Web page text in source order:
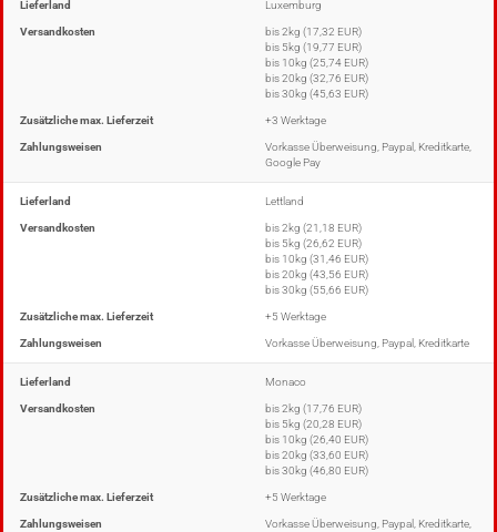
Lieferland Luxemburg
Versandkosten
bis 2kg (17,32 EUR)
bis 5kg (19,77 EUR)
bis 10kg (25,74 EUR)
bis 20kg (32,76 EUR)
bis 30kg (45,63 EUR)
Zusätzliche max. Lieferzeit +3 Werktage
Zahlungsweisen
Vorkasse Überweisung, Paypal, Kreditkarte,
Google Pay
Lieferland Lettland
Versandkosten
bis 2kg (21,18 EUR)
bis 5kg (26,62 EUR)
bis 10kg (31,46 EUR)
bis 20kg (43,56 EUR)
bis 30kg (55,66 EUR)
Zusätzliche max. Lieferzeit +5 Werktage
Zahlungsweisen Vorkasse Überweisung, Paypal, Kreditkarte
Lieferland Monaco
Versandkosten
bis 2kg (17,76 EUR)
bis 5kg (20,28 EUR)
bis 10kg (26,40 EUR)
bis 20kg (33,60 EUR)
bis 30kg (46,80 EUR)
Zusätzliche max. Lieferzeit +5 Werktage
Zahlungsweisen
Vorkasse Überweisung, Paypal, Kreditkarte,